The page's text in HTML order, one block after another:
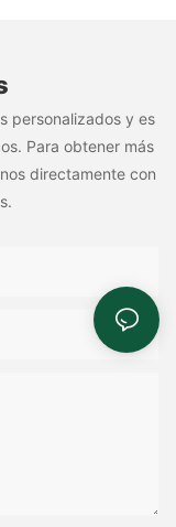
personalizados y es
Para obtener más
directamente con